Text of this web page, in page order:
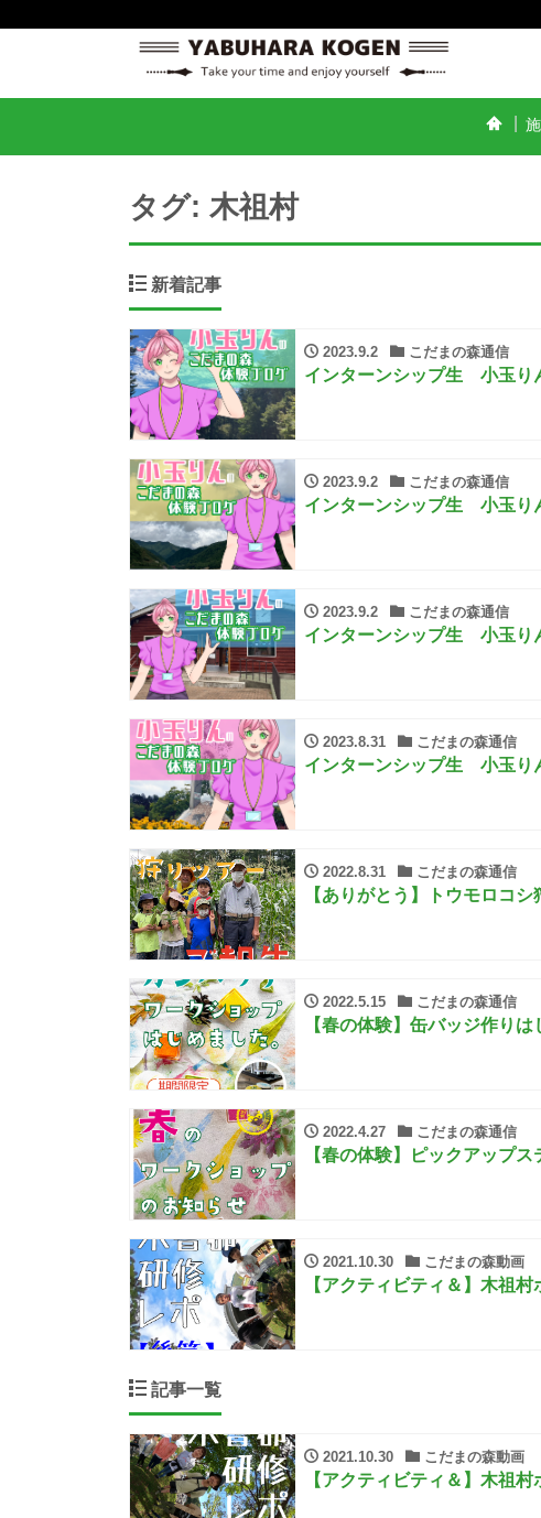
タグ: 木祖村
新着記事
2023.9.2 こだまの森通信
インターンシップ生 小玉
2023.9.2 こだまの森通信
インターンシップ生 小玉
2023.9.2 こだまの森通信
インターンシップ生 小玉
2023.8.31 こだまの森通信
インターンシップ生 小玉り
2022.8.31 こだまの森通信
【ありがとう】トウモロコ
2022.5.15 こだまの森通信
【春の体験】缶バッジ作り
2022.4.27 こだまの森通信
【春の体験】ピックアップ
2021.10.30 こだまの森動画
【アクティビティ＆】木祖
記事一覧
2021.10.30 こだまの森動画
【アクティビティ＆】木祖